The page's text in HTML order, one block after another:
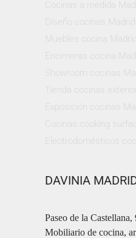
DAVINIA
Paseo de la Castellana,
Mobiliario de cocina,